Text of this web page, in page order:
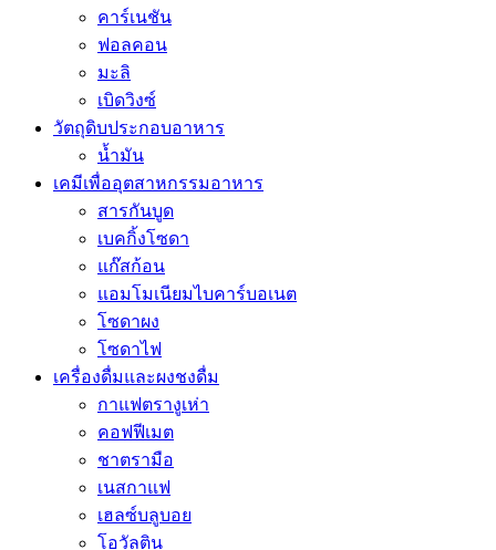
คาร์เนชัน
ฟอลคอน
มะลิ
เบิดวิงซ์
วัตถุดิบประกอบอาหาร
น้ำมัน
เคมีเพื่ออุตสาหกรรมอาหาร
สารกันบูด
เบคกิ้งโซดา
แก๊สก้อน
แอมโมเนียมไบคาร์บอเนต
โซดาผง
โซดาไฟ
เครื่องดื่มและผงชงดื่ม
กาแฟตรางูเห่า
คอฟฟีเมต
ชาตรามือ
เนสกาแฟ
เฮลซ์บลูบอย
โอวัลติน